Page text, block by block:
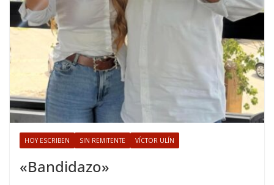
HOY ESCRIBEN SIN REMITENTE VÍCTOR ULÍN
«Bandidazo»